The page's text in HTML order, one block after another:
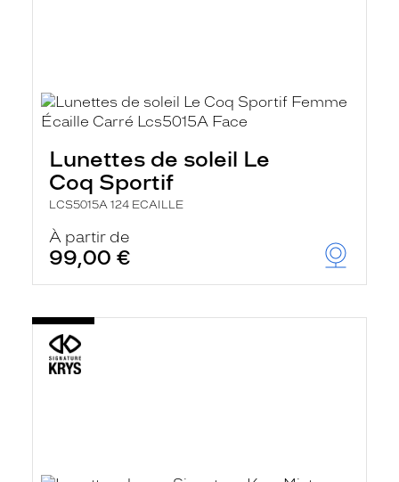
Lunettes de soleil Le
Coq Sportif
LCS5015A 124 ECAILLE
À partir de
99,00 €